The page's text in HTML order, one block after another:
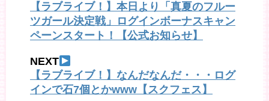
【ラブライブ！】本日より「真夏のフルー
ツガール決定戦」ログインボーナスキャン
ペーンスタート！【公式お知らせ】
NEXT
【ラブライブ！】なんだなんだ・・・ログ
インで石7個とかwww【スクフェス】